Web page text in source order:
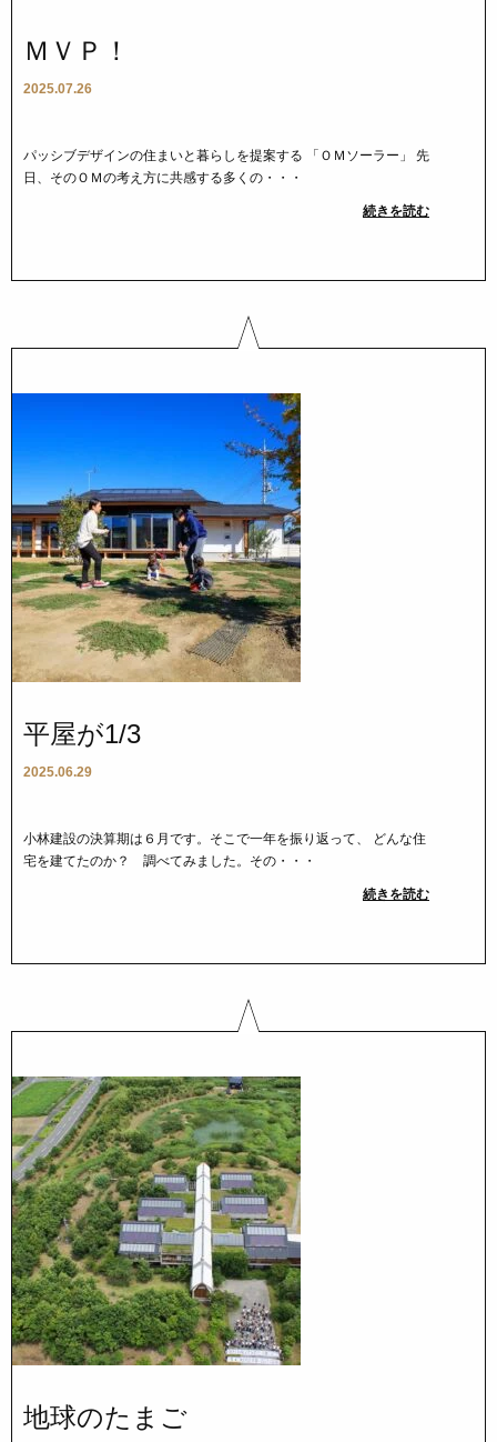
ＭＶＰ！
2025.07.26
パッシブデザインの住まいと暮らしを提案する 「ＯＭソーラー」 先
日、そのＯＭの考え方に共感する多くの・・・
続きを読む
平屋が1/3
2025.06.29
小林建設の決算期は６月です。そこで一年を振り返って、 どんな住
宅を建てたのか？ 調べてみました。その・・・
続きを読む
地球のたまご